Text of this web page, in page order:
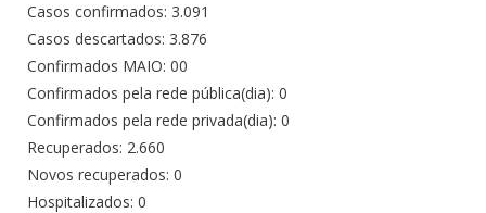
Casos confirmados: 3.091
Casos descartados: 3.876
Confirmados MAIO: 00
Confirmados pela rede pública(dia): 0
Confirmados pela rede privada(dia): 0
Recuperados: 2.660
Novos recuperados: 0
Hospitalizados: 0